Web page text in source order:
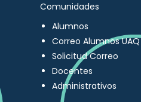
Comunidades
Alumnos
Correo Alumnos UAQ
Solicitud Correo
Docentes
Administrativos